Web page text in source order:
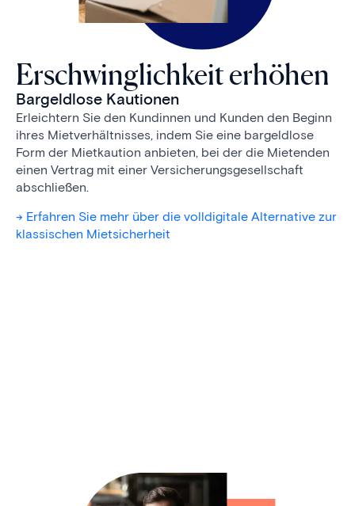
Erschwinglichkeit erhöhen
Bargeldlose Kautionen
Erleichtern Sie den Kundinnen und Kunden den Beginn
ihres Mietverhältnisses, indem Sie eine bargeldlose
Form der Mietkaution anbieten, bei der die Mietenden
einen Vertrag mit einer Versicherungsgesellschaft
abschließen.
-> Erfahren Sie mehr über die volldigitale Alternative zur
klassischen Mietsicherheit